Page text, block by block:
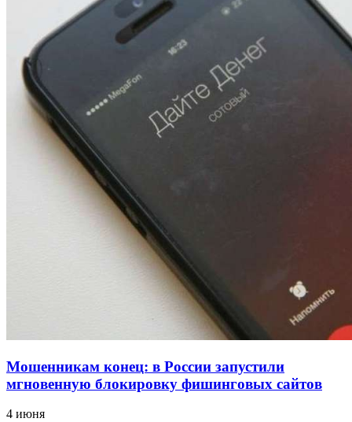
334 учреждения под контролем: в Волгограде
проверяют готовность школ и детсадов к
учебному году
13:47
Покушение на убийство в Волгограде: девушка
напала на незнакомую женщину с ножом
Сладкий праздник в Волгограде: в Центральном
парке прошёл фестиваль „Арбузный переполох“
Мошенникам конец: в России запустили
мгновенную блокировку фишинговых сайтов
4 июня